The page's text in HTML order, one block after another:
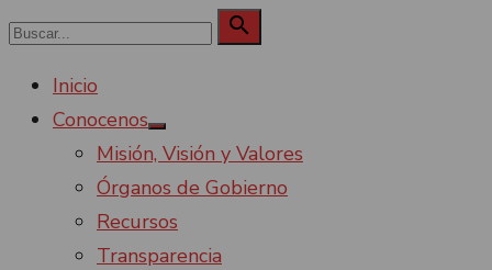
Saltar
contenido
Buscar: 
Buscar
Inicio
Conocenos
Mostrar
el
submenú
Misión, Visión y Valores
Órganos de Gobierno
Recursos
Transparencia